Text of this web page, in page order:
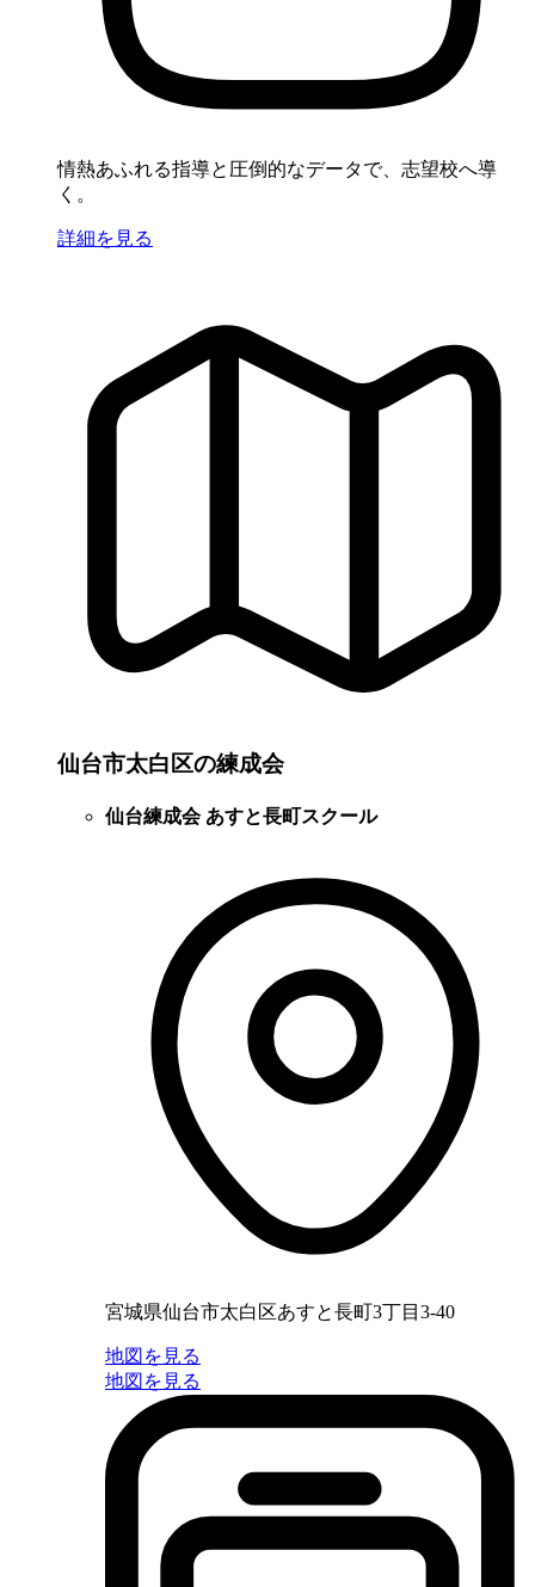
情熱あふれる指導と圧倒的なデータで、志望校へ導
く。
詳細を見る
仙台市太白区の練成会
仙台練成会 あすと長町スクール
宮城県仙台市太白区あすと長町3丁目3-40
地図を見る
地図を見る